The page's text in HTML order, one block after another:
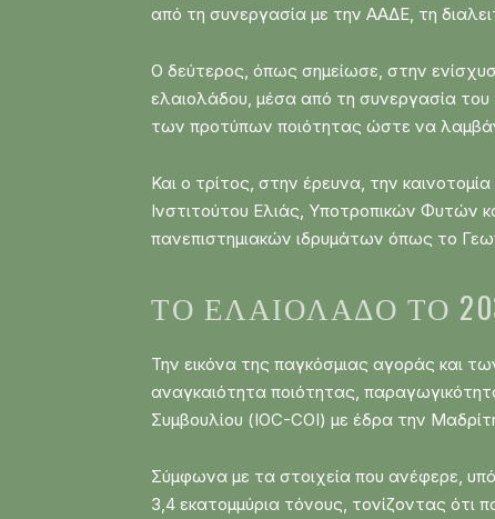
από τη συνεργασία με την ΑΑΔΕ, τη
Ο δεύτερος, όπως σημείωσε, στην
ελαιολάδου, μέσα από τη συνεργασία
των προτύπων ποιότητας ώστε να
Και ο τρίτος, στην έρευνα, την
Ινστιτούτου Ελιάς, Υποτροπικών Φυτών
πανεπιστημιακών ιδρυμάτων όπως το
ΤΟ ΕΛΑΙΌΛΑΔΟ ΤΟ
Την εικόνα της παγκόσμιας αγοράς και
αναγκαιότητα ποιότητας,
Συμβουλίου (IOC-COI) με έδρα την
Σύμφωνα με τα στοιχεία που ανέφερε,
3,4 εκατομμύρια τόνους, τονίζοντας ότι